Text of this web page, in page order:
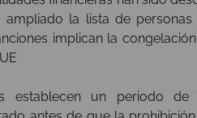
la lista de
implican la
establecen un periodo de